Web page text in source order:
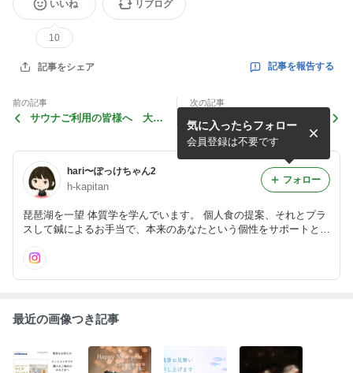
いいね
10
リブログ
記事をシェア 記事を報告する
前の記事
サウナご利用の皆様へ 大切
次の記事
papamama応援day
hari〜ぽっけちゃん2
h-kapitan
琵琶湖を一望 体質学を学んでいます。 個人食の提案、それとプラ
スして鍼によるお手当で、本来のあなたという個性をサポートとで
所づくりをはじめています。
気に入ったらフォロー
会員登録は不要です
フォロー
最近の画像つき記事